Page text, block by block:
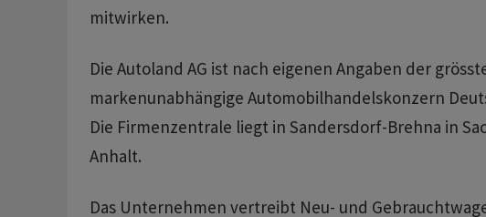
mitwirken.
Die Autoland AG ist nach eigenen Angaben der
markenunabhängige Automobilhandelskonzern
Die Firmenzentrale liegt in Sandersdorf-Brehna in
Anhalt.
Das Unternehmen vertreibt Neu- und